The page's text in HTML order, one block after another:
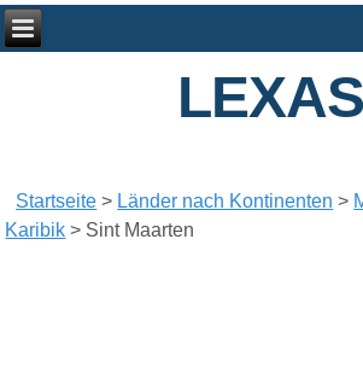
LEXAS
Startseite > Länder nach Kontinenten >
Karibik > Sint Maarten